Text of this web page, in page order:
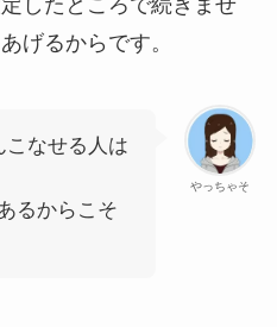
げるからです。
やっちゃそ
こなせる人は
るからこそ